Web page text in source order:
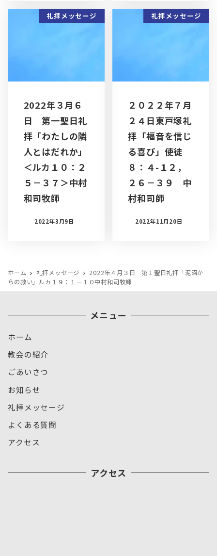
礼拝メッセージ
2022年３月６
日 第一聖日礼
拝「わたしの隣
人とはだれか」
＜ルカ１０：２
５－３７＞中村
和司牧師
2022年3月9日
礼拝メッセージ
２０２２年７月
２４日東戸塚礼
拝「福音を信じ
る喜び」使徒
８：４-１２，
２６－３９ 中
村和司師
2022年11月20日
ホーム 礼拝メッセージ
2022年４月３日 第１聖日礼拝「泥沼か
らの救い」ルカ１９：１－１０中村和司牧師
メニュー
ホーム
教会の紹介
ごあいさつ
お知らせ
礼拝メッセージ
よくある質問
アクセス
アクセス